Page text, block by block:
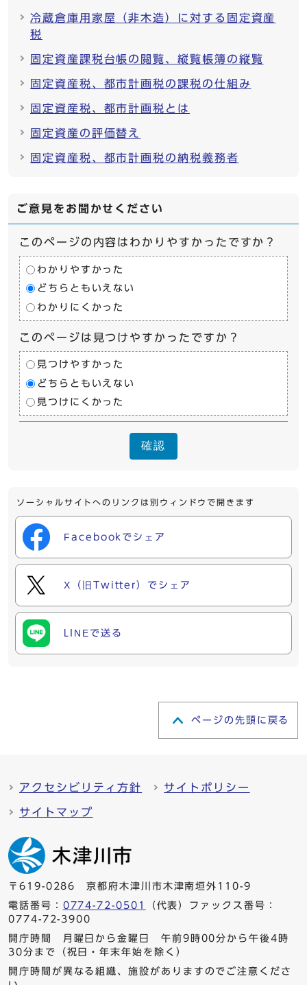
冷蔵倉庫用家屋（非木造）に対する固定資産
税
固定資産課税台帳の閲覧、縦覧帳簿の縦覧
固定資産税、都市計画税の課税の仕組み
固定資産税、都市計画税とは
固定資産の評価替え
固定資産税、都市計画税の納税義務者
ご意見をお聞かせください
このページの内容はわかりやすかったですか？
わかりやすかった
どちらともいえない
わかりにくかった
このページは見つけやすかったですか？
見つけやすかった
どちらともいえない
見つけにくかった
確認
ソーシャルサイトへのリンクは別ウィンドウで開きます
Facebookでシェア
X（旧Twitter）でシェア
LINEで送る
ページの先頭に戻る
アクセシビリティ方針 サイトポリシー
サイトマップ
〒619-0286 京都府木津川市木津南垣外110-9
電話番号： 0774-72-0501
（代表）ファックス番号：
0774-72-3900
開庁時間 月曜日から金曜日 午前9時00分から午後4時
30分まで（祝日・年末年始を除く）
開庁時間が異なる組織、施設がありますのでご注意くださ